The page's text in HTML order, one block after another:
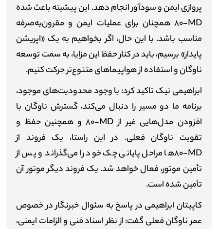
پروازی ایمن و سودآور انجام دهد. این پیشینه باعث شده
MD
-۸۰ همچنان برای عملیات ایمن و مقرون‌به‌صرفه
مناسب باشد. با این حال، اگر بخواهیم به یک «اپریشن
پایدار» برسیم، باید در کنار حفظ این مزایا، به سمت توسعه
ناوگان و استفاده از هواپیماهای متنوع‌تر حرکت کنیم.
ابراهیمی نیک تاکید کرد: با وجود محدودیت‌های موجود،
برنامه ما دو مسیر را دنبال می‌کند، گسترش ناوگان با
افزودن مدل‌هایی غیر از MD
-۸۰ و همچنین حفظ و
تقویت ناوگان فعلی. در این راستا، یک فروند از
MD
-۸۰ها مراحل پایانی چک خود را می‌گذراند و پس از
تأمین موتور، فعال خواهد شد. یک فروند دیگر موتور آن
تأمین شده است.
کاپیتان ابراهیمی در پاسخ به سئوال خبرنگار در خصوص
عمر ناوگان فعلی گفت: از نظر اسناد فنی و الزامات ایمنی،